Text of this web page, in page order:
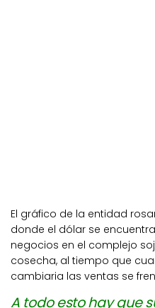
El gráfico de la entidad
donde el dólar se
negocios en el complejo
cosecha, al tiempo que
cambiaria las ventas se
A todo esto hay que